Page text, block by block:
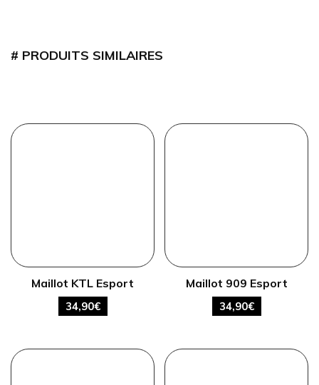
PRODUITS SIMILAIRES
Maillot KTL Esport
34,90€
Maillot 909 Esport
34,90€